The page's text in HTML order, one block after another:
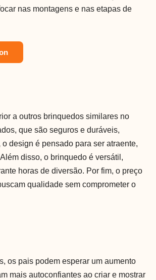
nas montagens e nas etapas de
a outros brinquedos similares no
que são seguros e duráveis,
design é pensado para ser atraente,
disso, o brinquedo é versátil,
horas de diversão. Por fim, o preço
qualidade sem comprometer o
os pais podem esperar um aumento
mais autoconfiantes ao criar e mostrar